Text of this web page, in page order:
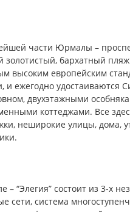
части Юрмалы –
бархатный
высоким европейским
и ежегодно удостаиваются
двухэтажными
коттеджами. Все
неширокие улицы, дома,
“Элегия” состоит из 3-х
сети, система